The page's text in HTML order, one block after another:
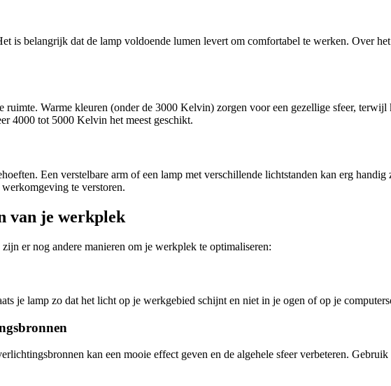
is belangrijk dat de lamp voldoende lumen levert om comfortabel te werken. Over
ruimte. Warme kleuren (onder de 3000 Kelvin) zorgen voor een gezellige sfeer,
4000 tot 5000 Kelvin het meest geschikt.
Een verstelbare arm of een lamp met verschillende lichtstanden kan erg
te verstoren.
van je werkplek
er nog andere manieren om je werkplek te optimaliseren:
je lamp zo dat het licht op je werkgebied schijnt en niet in je ogen of op je
kan een mooie effect geven en de algehele sfeer verbeteren.